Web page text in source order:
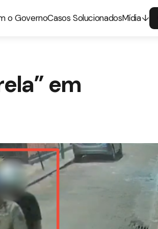
o GovernoCasos SolucionadosMídia
em